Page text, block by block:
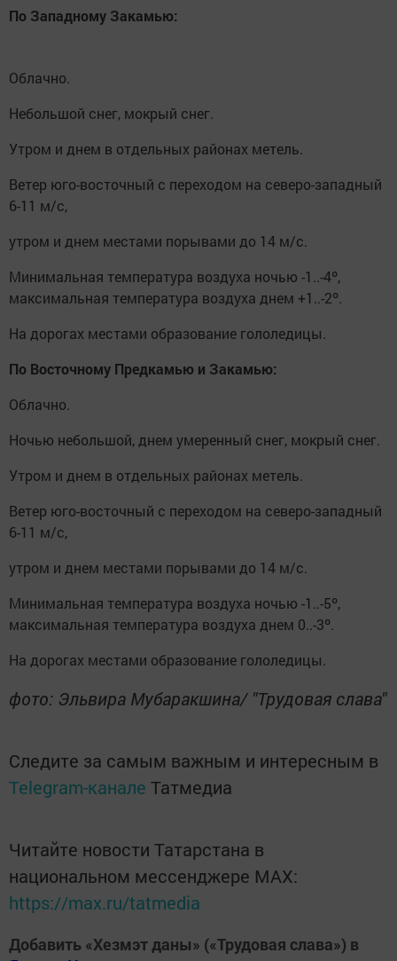
По Западному Закамью:
Облачно.
Небольшой снег, мокрый снег.
Утром и днем в отдельных районах метель.
Ветер юго-восточный с переходом на северо-западный
6-11 м/с,
утром и днем местами порывами до 14 м/с.
Минимальная температура воздуха ночью -1..-4º,
максимальная температура воздуха днем +1..-2º.
На дорогах местами образование гололедицы.
По Восточному Предкамью и Закамью:
Облачно.
Ночью небольшой, днем умеренный снег, мокрый снег.
Утром и днем в отдельных районах метель.
Ветер юго-восточный с переходом на северо-западный
6-11 м/с,
утром и днем местами порывами до 14 м/с.
Минимальная температура воздуха ночью -1..-5º,
максимальная температура воздуха днем 0..-3º.
На дорогах местами образование гололедицы.
фото: Эльвира Мубаракшина/ "Трудовая слава"
Следите за самым важным и интересным в
Telegram-канале Татмедиа
Читайте новости Татарстана в
национальном мессенджере MАХ:
https://max.ru/tatmedia
Добавить «Хезмэт даны» («Трудовая слава») в